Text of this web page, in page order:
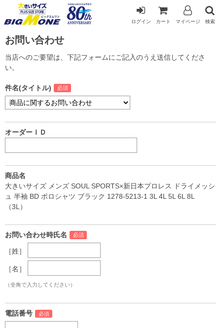
ログイン カート マイページ 検索
お問い合わせ
当店へのご要望は、下記フォームにご記入のうえ送信してくださ
い。
件名(タイトル)
オーダーＩＤ
商品名
大きいサイズ メンズ SOUL SPORTS×新日本プロレス ドライメッシ
ュ 半袖 BD ポロシャツ ブラック 1278-5213-1 3L 4L 5L 6L 8L
（3L）
お問い合わせ時氏名
［姓］
［名］
（全角で入力してください）
電話番号